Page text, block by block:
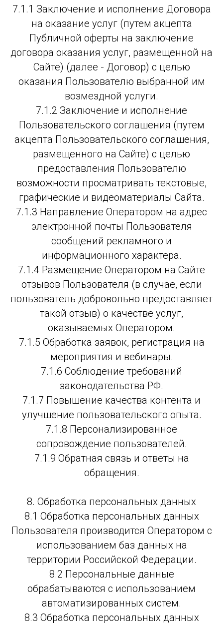
7.1.1 Заключение и исполнение Договора
на оказание услуг (путем акцепта
Публичной оферты на заключение
договора оказания услуг, размещенной на
Сайте) (далее - Договор) с целью
оказания Пользователю выбранной им
возмездной услуги.
7.1.2 Заключение и исполнение
Пользовательского соглашения (путем
акцепта Пользовательского соглашения,
размещенного на Сайте) с целью
предоставления Пользователю
возможности просматривать текстовые,
графические и видеоматериалы Сайта.
7.1.3 Направление Оператором на адрес
электронной почты Пользователя
сообщений рекламного и
информационного характера.
7.1.4 Размещение Оператором на Сайте
отзывов Пользователя (в случае, если
пользователь добровольно предоставляет
такой отзыв) о качестве услуг,
оказываемых Оператором.
7.1.5 Обработка заявок, регистрация на
мероприятия и вебинары.
7.1.6 Соблюдение требований
законодательства РФ.
7.1.7 Повышение качества контента и
улучшение пользовательского опыта.
7.1.8 Персонализированное
сопровождение пользователей.
7.1.9 Обратная связь и ответы на
обращения.
8. Обработка персональных данных
8.1 Обработка персональных данных
Пользователя производится Оператором с
использованием баз данных на
территории Российской Федерации.
8.2 Персональные данные
обрабатываются с использованием
автоматизированных систем.
8.3 Обработка персональных данных